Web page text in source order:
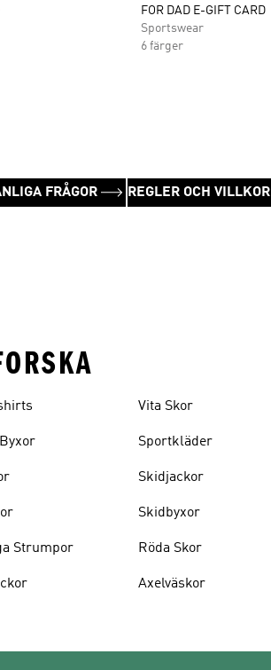
FOR DAD E-GIFT CARD
Sportswear
6 färger
FRÅGOR REGLER OCH VILLKOR
Strumpor
Vita Skor
Sportkläder
Skidjackor
Skidbyxor
Röda Skor
Axelväskor